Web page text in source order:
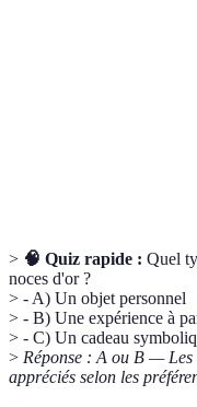
> 🧠 Quiz rapide : Quel
noces d'or ?
> - A) Un objet personnel
> - B) Une expérience à
> - C) Un cadeau
> Réponse : A ou B — Les
appréciés selon les